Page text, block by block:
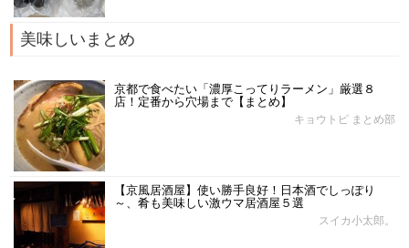
美味しいまとめ
京都で食べたい「濃厚こってりラーメン」厳選８
店！定番から穴場まで【まとめ】
キョウトピ まとめ部
【京風居酒屋】使い勝手良好！日本酒でしっぽり
～、肴も美味しい激ウマ居酒屋５選
スイカ小太郎。